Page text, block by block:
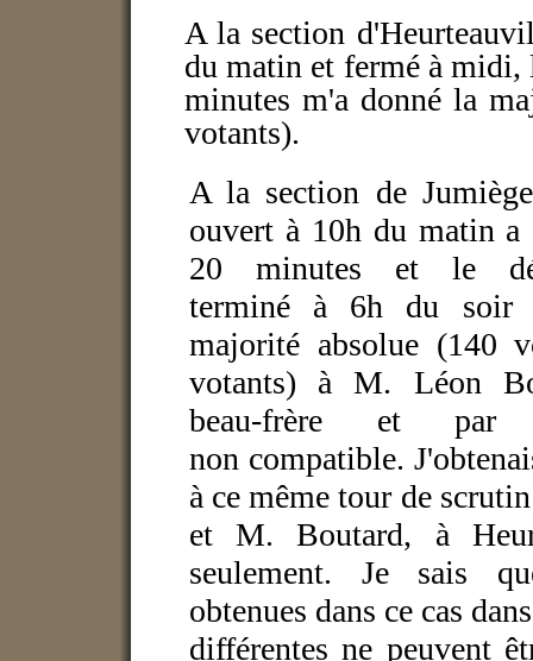
A la section
du matin et fermé à
minutes m'a donné la
votants).
A la section de
ouvert à 10h du matin
20 minutes et le
terminé à 6h du soir
majorité absolue (140
votants) à M. Léon
beau-frère et par
non compatible.
à ce même tour de
et M. Boutard, à
seulement. Je sais
obtenues dans ce cas
différentes ne peuvent